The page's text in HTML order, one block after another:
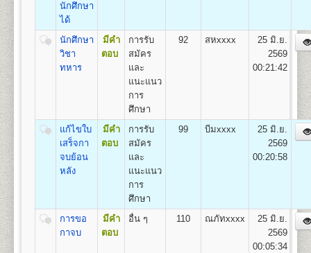
คณะสื่อสารมวลชน
เปิดสอนระดับปริญญาตรีหลักสูตร 4 ปี จำนวน 144
หน่วยกิต
ศิลปศาสตรบัณฑิต (สื่อสารมวลชน) ศศ.บ.
(สื่อสารมวลชน) Bachelor of Arts (Mass
Communication) B.A. (Mass Communication)
เปิดสอน1สาขาวิชา คือ สาขาวิชาสื่อสารมวลชน
คณะพัฒนาทรัพยากรมนุษย์
เปิดสอนระดับปริญญาตรีหลักสูตร 4 ปี จำนวน 132
หน่วยกิต
ชื่อปริญญา
ศิลปศาสตรบัณฑิต(การพัฒนาทรัพยากร
มนุษย์) ศ.ศ.บ.(การพัฒนาทรัพยากรมนุษย์) Bachelor of
เมื่อเสร็จสิ้นขั้นตอนการรับสมัครเป็นนักศึกษาใหม่แล้ว ผู้
สมัครจะได้รับเอกสารกลับไป ดังนี้
๑. ใบเสร็จรับเงินลงทะเบียนนักศึกษาใหม่
๒. ใบนัดรับบัตรประจำ ตัวนักศึกษา
๓. หนังสือปฐมนิเทศนักศึกษา
อัตราค่าธรรมเนียมการศึกษา ค่าลง
ทะเบียนเรียนและค่าบำรุงการศึกษา
1. ค่าลงทะเบียนเรียนเป็นรายหน่วยกิตๆ ละ
2. ค่าบัตรประจำตัวผู้เข้าศึกษา
3. ค่าธรรมเนียมแรกเข้าศึกษา
4. ค่าขึ้นทะเบียนผู้เข้าศึกษา
5. ค่าสมาชิกหนังสือพิมพ์ข่าวรามคำแหง
6. ค่าบำรุงมหาวิทยาลัย ภาคปกติ
นักศึกษา
ได้
นักศึกษา
วิชา
ทหาร
มีคำ
ตอบ
การรับ
สมัคร
และ
แนะแนว
การ
ศึกษา
92 สหxxxx
25 มิ.ย.
2569
00:21:42
แก้ไขใบ
เสร็จกา
จบย้อน
หลัง
มีคำ
ตอบ
การรับ
สมัคร
และ
แนะแนว
การ
ศึกษา
99 บีมxxxx
25 มิ.ย.
2569
00:20:58
การขอ
กาจบ
มีคำ
ตอบ
อื่น ๆ 110 ณภัทxxxx
25 มิ.ย.
2569
00:05:34